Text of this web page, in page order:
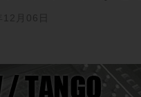
月06日